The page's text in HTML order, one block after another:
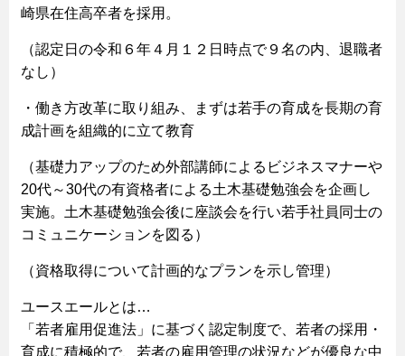
崎県在住高卒者を採用。
（認定日の令和６年４月１２日時点で９名の内、退職者
なし）
・働き方改革に取り組み、まずは若手の育成を長期の育
成計画を組織的に立て教育
（基礎力アップのため外部講師によるビジネスマナーや
20代～30代の有資格者による土木基礎勉強会を企画し
実施。土木基礎勉強会後に座談会を行い若手社員同士の
コミュニケーションを図る）
（資格取得について計画的なプランを示し管理）
ユースエールとは…
「若者雇用促進法」に基づく認定制度で、若者の採用・
育成に積極的で、若者の雇用管理の状況などが優良な中